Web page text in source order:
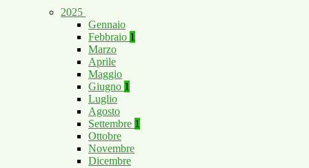
2025
Gennaio
Febbraio 1
Marzo
Aprile
Maggio
Giugno 1
Luglio
Agosto
Settembre 1
Ottobre
Novembre
Dicembre